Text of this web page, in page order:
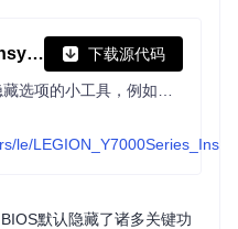
LEGION_Y7000Series_Insyde_Advanced_Settings_Tools 下载源代码
le/
默认隐藏了诸多关键功